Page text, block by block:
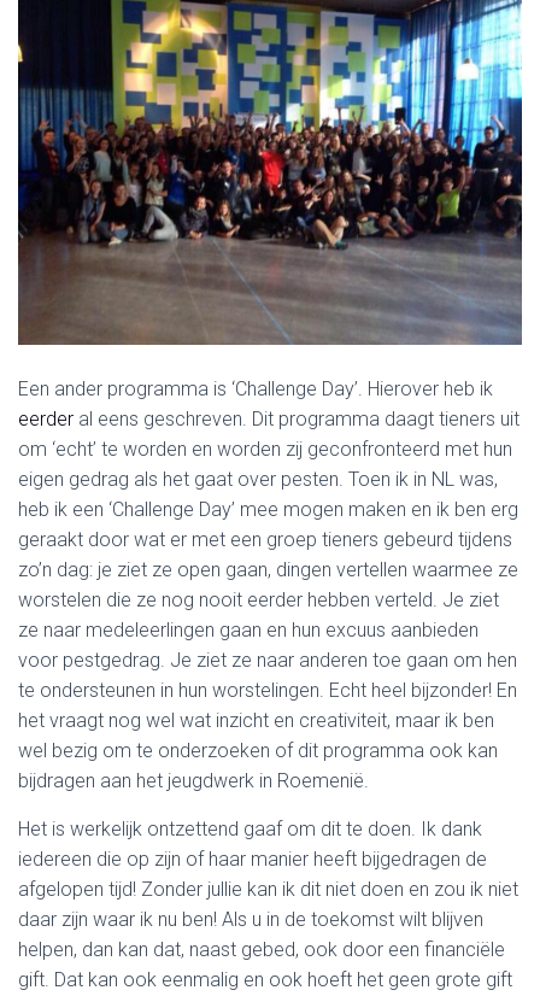
Een ander programma is ‘Challenge Day’. Hierover heb ik
eerder al eens geschreven. Dit programma daagt tieners uit
om ‘echt’ te worden en worden zij geconfronteerd met hun
eigen gedrag als het gaat over pesten. Toen ik in NL was,
heb ik een ‘Challenge Day’ mee mogen maken en ik ben erg
geraakt door wat er met een groep tieners gebeurd tijdens
zo’n dag: je ziet ze open gaan, dingen vertellen waarmee ze
worstelen die ze nog nooit eerder hebben verteld. Je ziet
ze naar medeleerlingen gaan en hun excuus aanbieden
voor pestgedrag. Je ziet ze naar anderen toe gaan om hen
te ondersteunen in hun worstelingen. Echt heel bijzonder! En
het vraagt nog wel wat inzicht en creativiteit, maar ik ben
wel bezig om te onderzoeken of dit programma ook kan
bijdragen aan het jeugdwerk in Roemenië.
Het is werkelijk ontzettend gaaf om dit te doen. Ik dank
iedereen die op zijn of haar manier heeft bijgedragen de
afgelopen tijd! Zonder jullie kan ik dit niet doen en zou ik niet
daar zijn waar ik nu ben! Als u in de toekomst wilt blijven
helpen, dan kan dat, naast gebed, ook door een financiële
gift. Dat kan ook eenmalig en ook hoeft het geen grote gift